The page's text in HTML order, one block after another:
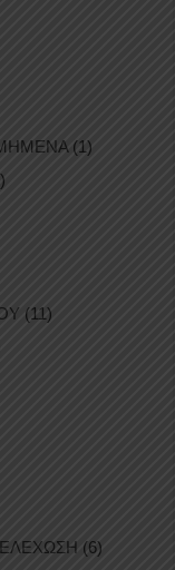
(1)
(11)
(6)